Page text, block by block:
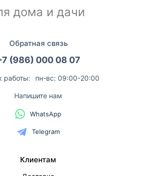
дома и дачи
Обратная связь
(986) 000 08 07
работы: пн-вс: 09:00-20:00
Напишите нам
WhatsApp
Telegram
Клиентам